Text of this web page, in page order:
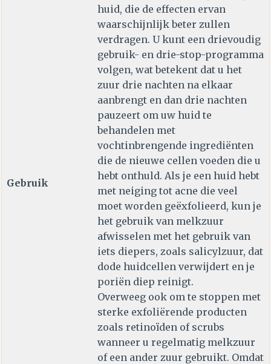
Gebruik
huid, die de effecten ervan
waarschijnlijk beter zullen
verdragen. U kunt een drievoudig
gebruik- en drie-stop-programma
volgen, wat betekent dat u het
zuur drie nachten na elkaar
aanbrengt en dan drie nachten
pauzeert om uw huid te
behandelen met
vochtinbrengende ingrediënten
die de nieuwe cellen voeden die u
hebt onthuld. Als je een huid hebt
met neiging tot acne die veel
moet worden geëxfolieerd, kun je
het gebruik van melkzuur
afwisselen met het gebruik van
iets diepers, zoals salicylzuur, dat
dode huidcellen verwijdert en je
poriën diep reinigt.
Overweeg ook om te stoppen met
sterke exfoliërende producten
zoals retinoïden of scrubs
wanneer u regelmatig melkzuur
of een ander zuur gebruikt. Omdat